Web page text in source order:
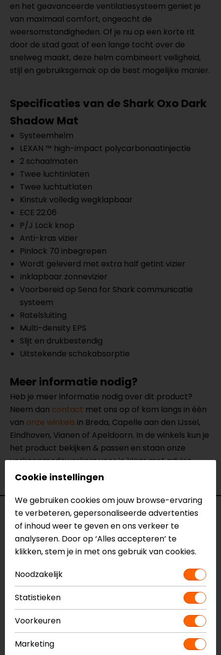
en het geavanceerde ventilatiesysteem geniet je
van maximaal comfort, ongeacht de
weersomstandigheden. Of je nu op een korte rit
door de stad gaat of een lange tocht over de
snelweg maakt, deze helm combineert veiligheid,
stijl en gebruiksgemak op de best mogelijke manier.
Specificaties van deShark Oxo Dark
Shadow Mat
Systeemhelm
LEXAN ™ high-impact polycarbonaatinjectie
2 schaalmaten
Twee luchtinlaten
Twee luchtuitlaten
Kinstuk volledig wegklapbaar
ECE 22.06
P/J Lock knop
Anti-kras vizier
Pinlock 70 inbegrepen
Wordt geleverd met extra half getint vizier
Inklapbaar zonnevizier
Voorbereid op Sena for Shark communicatie
systeem
Ratelsluiting
Multi-density EPS
Slijt en drukbestendig
Uitstekende schokabsorptie
Meer informatie nodig?
Heb je meer informatie nodig over dit product?
Neem dan contact met ons op of kom langs in één
van onze winkels in Breda, Capelle aan den IJssel,
Eindhoven, Vianen of Apeldoorn. In de winkels kun je
het product bekijken & passen en staan onze
verkoopmedewerkers voor je klaar met advies.
Bekijk onze anderesysteemhelmen.
Specificaties
Naam
Oxo Dark Shadow Mat
Systeemhelm
Merk
Certificering
Communicatie
Universeel voorbereid
Materiaal
Cookie instellingen
We gebruiken cookies om jouw browse-ervaring
te verbeteren, gepersonaliseerde advertenties
of inhoud weer te geven en ons verkeer te
analyseren. Door op ‘Alles accepteren’ te
klikken, stem je in met ons gebruik van cookies.
Noodzakelijk
Statistieken
Voorkeuren
Marketing